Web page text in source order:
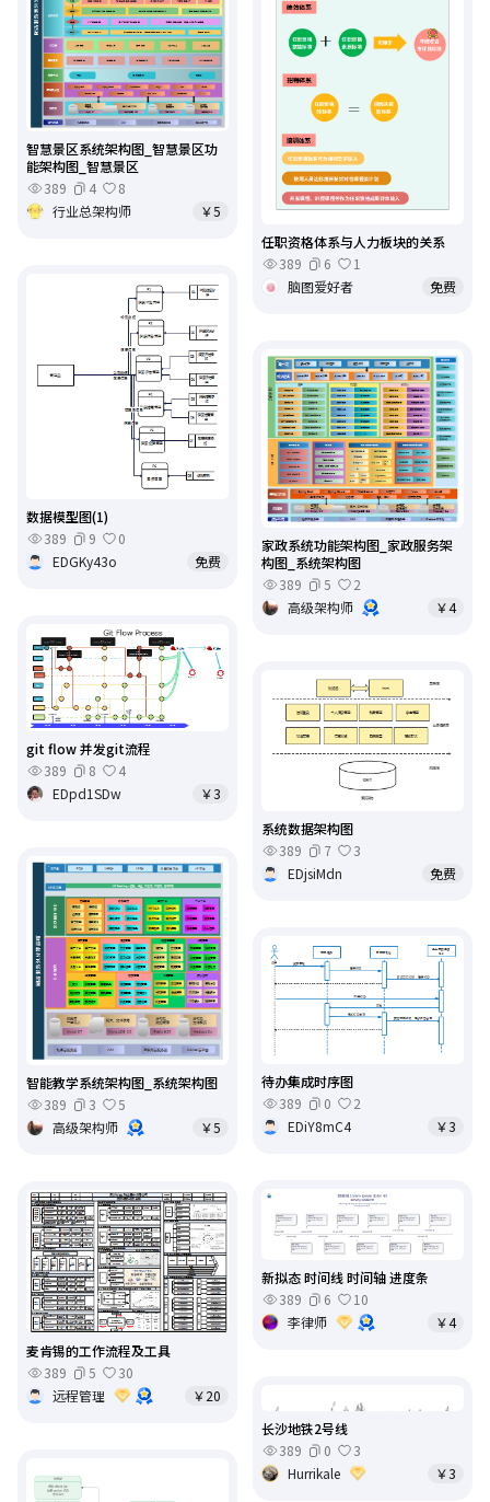
任职资格体系与人力板块的关系
389
6
1
脑图爱好者
免费
智慧景区系统架构图_智慧景区功
能架构图_智慧景区
389
4
8
行业总架构师
￥5
数据模型图(1)
389
9
0
EDGKy43o
免费
家政系统功能架构图_家政服务架
构图_系统架构图
389
5
2
高级架构师
￥4
git flow 并发git流程
389
8
4
EDpd1SDw
￥3
系统数据架构图
389
7
3
EDjsiMdn
免费
智能教学系统架构图_系统架构图
389
3
5
高级架构师
￥5
待办集成时序图
389
0
2
EDiY8mC4
￥3
新拟态 时间线 时间轴 进度条
389
6
10
李律师
￥4
麦肯锡的工作流程及工具
389
5
30
远程管理
￥20
长沙地铁2号线
389
0
3
Hurrikale
￥3